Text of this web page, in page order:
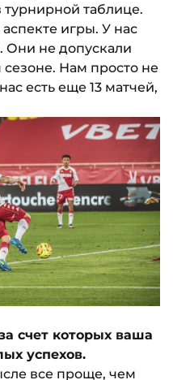
таблице.
игры. У нас
Они не допускали
Нам просто не
есть еще 13 матчей,
счет которых ваша
успехов.
все проще, чем